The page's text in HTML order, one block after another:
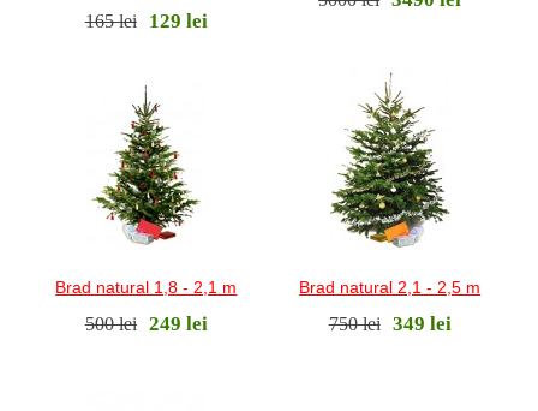
165 lei 129 lei
Brad natural 1,8 - 2,1 m
500 lei 249 lei
Brad natural 2,1 - 2,5 m
750 lei 349 lei